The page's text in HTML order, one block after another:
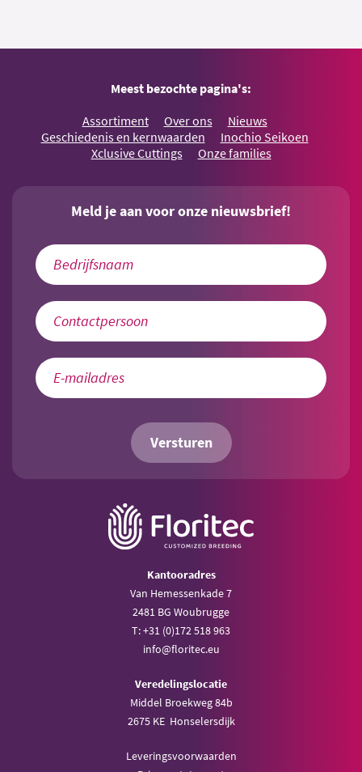
Meest bezochte pagina's:
Assortiment Over ons
Nieuws
Geschiedenis en kernwaarden
Inochio Seikoen
Xclusive Cuttings
Onze families
Meld je aan voor onze nieuwsbrief!
Versturen
Kantooradres
Van Hemessenkade 7
2481 BG Woubrugge
T: +31 (0)172 518 963
info@floritec.eu
Veredelingslocatie
Middel Broekweg 84b
2675 KE Honselersdijk
Leveringsvoorwaarden